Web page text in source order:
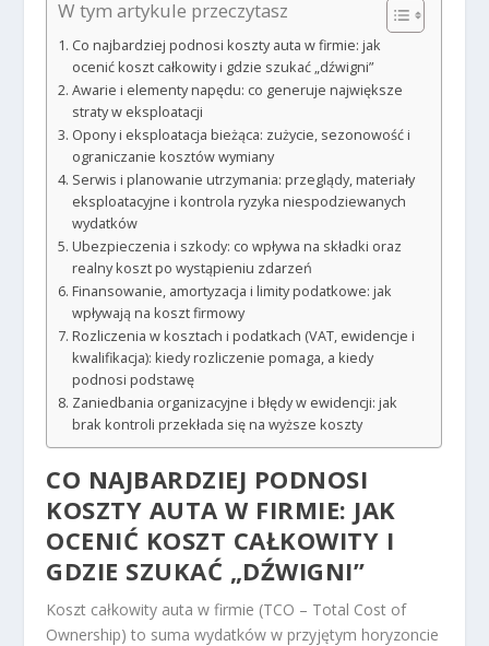
W tym artykule przeczytasz
Co najbardziej podnosi koszty auta w firmie: jak
ocenić koszt całkowity i gdzie szukać „dźwigni”
Awarie i elementy napędu: co generuje największe
straty w eksploatacji
Opony i eksploatacja bieżąca: zużycie, sezonowość i
ograniczanie kosztów wymiany
Serwis i planowanie utrzymania: przeglądy, materiały
eksploatacyjne i kontrola ryzyka niespodziewanych
wydatków
Ubezpieczenia i szkody: co wpływa na składki oraz
realny koszt po wystąpieniu zdarzeń
Finansowanie, amortyzacja i limity podatkowe: jak
wpływają na koszt firmowy
Rozliczenia w kosztach i podatkach (VAT, ewidencje i
kwalifikacja): kiedy rozliczenie pomaga, a kiedy
podnosi podstawę
Zaniedbania organizacyjne i błędy w ewidencji: jak
brak kontroli przekłada się na wyższe koszty
CO NAJBARDZIEJ PODNOSI
KOSZTY AUTA W FIRMIE: JAK
OCENIĆ KOSZT CAŁKOWITY I
GDZIE SZUKAĆ „DŹWIGNI”
Koszt całkowity auta w firmie (TCO – Total Cost of
Ownership) to suma wydatków w przyjętym horyzoncie